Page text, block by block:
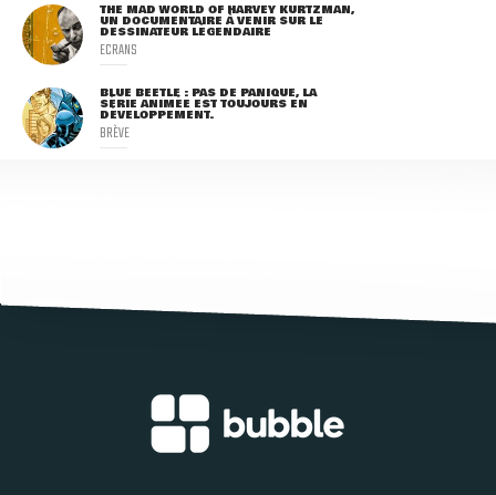
THE MAD WORLD OF HARVEY KURTZMAN,
UN DOCUMENTAIRE À VENIR SUR LE
DESSINATEUR LÉGENDAIRE
ECRANS
BLUE BEETLE : PAS DE PANIQUE, LA
SÉRIE ANIMÉE EST TOUJOURS EN
DÉVELOPPEMENT.
BRÈVE